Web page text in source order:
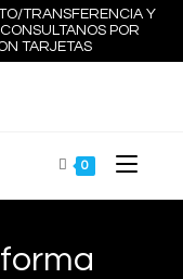
TRANSFERENCIA Y
POR
TARJETAS
0